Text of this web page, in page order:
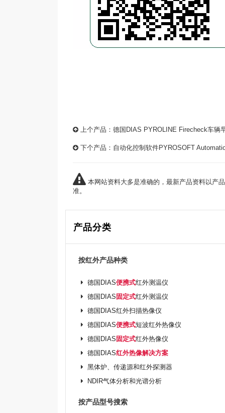
上个产品： 德国DIAS PYROLINE Firecheck车辆
下个产品： 自动化控制软件PYROSOFT
本网站资料大多是准确的，最新产品资料以产
准。
产品分类
按红外产品种类
德国DIAS便携式红外测温仪
德国DIAS固定式红外测温仪
德国DIAS红外扫描热像仪
德国DIAS便携式短波红外热像仪
德国DIAS固定式红外热像仪
德国DIAS红外热像解决方案
黑体炉、传递源和红外探测器
NDIR气体分析和光谱分析
按产品型号搜索